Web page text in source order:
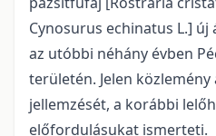
Cynosurus echinatus L.]
az utóbbi néhány évben
területén. Jelen
jellemzését, a korábbi
előfordulásukat ismerteti.